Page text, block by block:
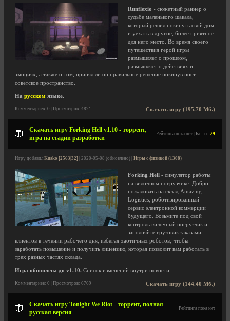
Runflexio - сюжетный раннер о
судьбе маленького шакала,
который решил покинуть свой дом
и уехать в другое, более приятное
для него место. Во время своего
путешествия герой игры
размышляет о прошлом,
размышляет о действиях и
эмоциях, а также о том, принял ли он правильное решение покинув пост-
советское пространство.
На русском языке.
Скачать игру (195.70 Мб.)
Комментариев: 0 | Просмотров: 4821
Скачать игру Forking Hell v1.10 - торрент,
игра на стадии разработки
Рейтинга пока нет | Баллы: 29
Игру добавил Kusko [2563|32] | 2020-05-08 (обновлено) | Игры с физикой (1308)
Forking Hell - симулятор работы
на вилочном погрузчике. Добро
пожаловать на склад Amazing
Logistics, роботизированный
сервис электронной коммерции
будущего. Возьмите под свой
контроль вилочный погрузчик и
заполняйте грузовик заказами
клиентов в течении рабочего дня, избегая хаотичных роботов, чтобы
заработать повышение и получить лицензию, которая позволит вам работать в
трех разных частях склада.
Игра обновлена до v1.10. Список изменений внутри новости.
Скачать игру (144.40 Мб.)
Комментариев: 0 | Просмотров: 6769
Скачать игру Tonight We Riot - торрент, полная
русская версия
Рейтинга пока нет